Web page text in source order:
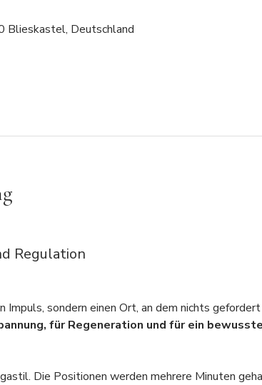
Blieskastel, Deutschland
Regulation
Impuls, sondern einen Ort, an dem nichts
für Regeneration und für ein
Die Positionen werden mehrere Minuten